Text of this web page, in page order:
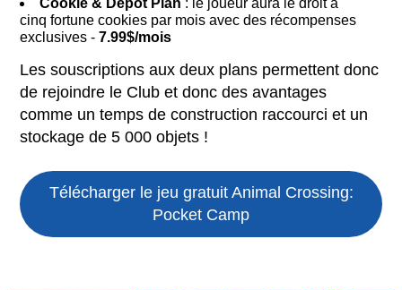
cinq fortune cookies par mois avec des récompenses
exclusives -7.99$/mois
Les souscriptions aux deux plans permettent donc
de rejoindre le Club et donc des avantages
comme un temps de construction raccourci et un
stockage de 5 000 objets !
Télécharger le jeu gratuit Animal Crossing:
Pocket Camp